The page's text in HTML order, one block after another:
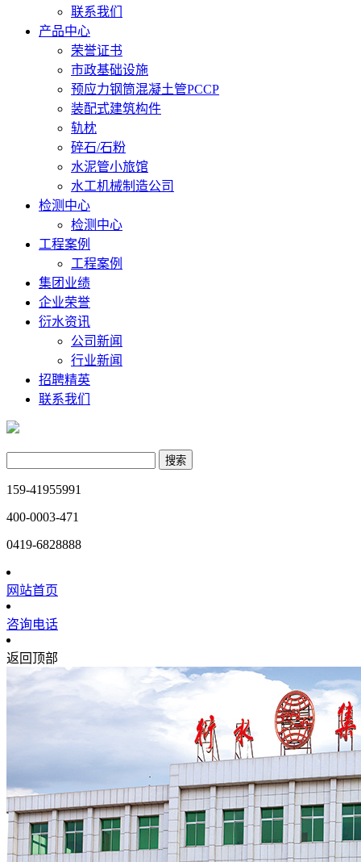
联系我们
产品中心
荣誉证书
市政基础设施
预应力钢筒混凝土管PCCP
装配式建筑构件
轨枕
碎石/石粉
水泥管小旅馆
水工机械制造公司
检测中心
检测中心
工程案例
工程案例
集团业绩
企业荣誉
衍水资讯
公司新闻
行业新闻
招聘精英
联系我们
159-41955991
400-0003-471
0419-6828888
网站首页
咨询电话
返回顶部